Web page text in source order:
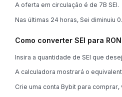
A oferta em circulação é de 7B SEI.
Nas últimas 24 horas, Sei diminuiu
Como converter SEI para RON
Insira a quantidade de SEI que
A calculadora mostrará o
Crie uma conta Bybit para comprar,